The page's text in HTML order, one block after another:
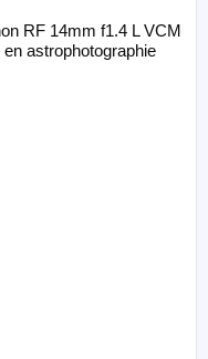
RF 14mm f1.4 L VCM
en astrophotographie